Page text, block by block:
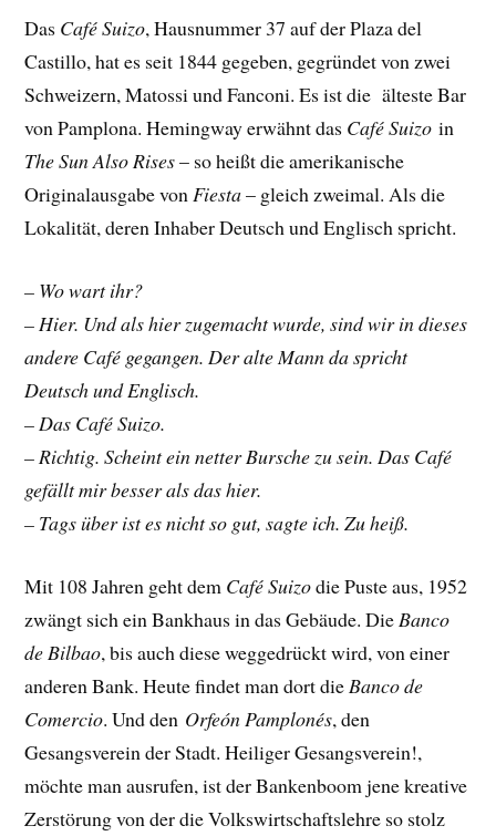
Das Café Suizo, Hausnummer 37 auf der Plaza del
Castillo, hat es seit 1844 gegeben, gegründet von zwei
Schweizern, Matossi und Fanconi. Es ist die älteste Bar
von Pamplona. Hemingway erwähnt das Café Suizo in
The Sun Also Rises– so heißt die amerikanische
Originalausgabe vonFiesta– gleich zweimal. Als die
Lokalität, deren Inhaber Deutsch und Englisch spricht.
– Wo wart ihr?
– Hier. Und als hier zugemacht wurde, sind wir in dieses
andere Café gegangen. Der alte Mann da spricht
Deutsch und Englisch.
– Das Café Suizo.
– Richtig. Scheint ein netter Bursche zu sein. Das Café
gefällt mir besser als das hier.
– Tags über ist es nicht so gut, sagte ich. Zu heiß.
Mit 108 Jahren geht dem Café Suizodie Puste aus, 1952
zwängt sich ein Bankhaus in das Gebäude. Die Banco
de Bilbao, bis auch diese weggedrückt wird, von einer
anderen Bank. Heute findet man dort die Banco de
Comercio. Und den Orfeón Pamplonés, den
Gesangsverein der Stadt. Heiliger Gesangsverein!,
möchte man ausrufen, ist der Bankenboom jene kreative
Zerstörung von der die Volkswirtschaftslehre so stolz